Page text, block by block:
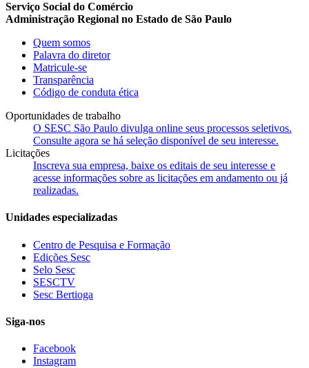
Serviço Social do Comércio
Administração Regional no Estado de São Paulo
Quem somos
Palavra do diretor
Matricule-se
Transparência
Código de conduta ética
Oportunidades de trabalho
O SESC São Paulo divulga online seus processos seletivos.
Consulte agora se há seleção disponível de seu interesse.
Licitações
Inscreva sua empresa, baixe os editais de seu interesse e
acesse informações sobre as licitações em andamento ou já
realizadas.
Unidades especializadas
Centro de Pesquisa e Formação
Edições Sesc
Selo Sesc
SESCTV
Sesc Bertioga
Siga-nos
Facebook
Instagram